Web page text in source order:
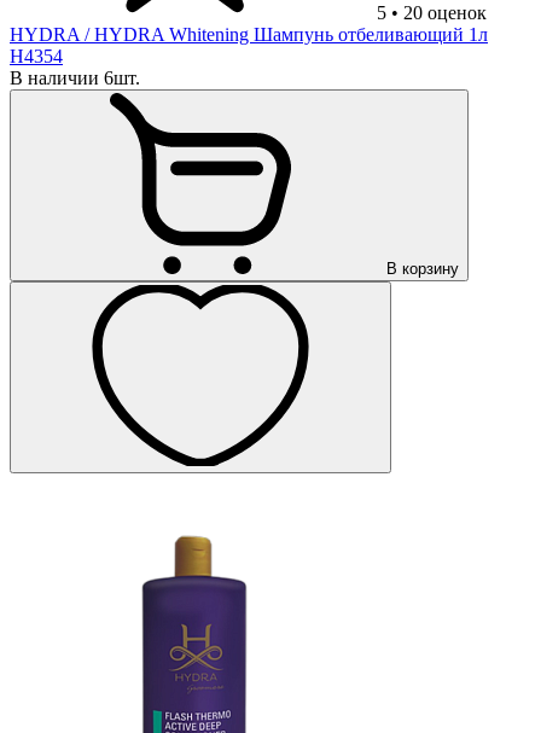
5 • 20 оценок
HYDRA / HYDRA Whitening Шампунь отбеливающий 1л
H4354
В наличии 6шт.
В корзину